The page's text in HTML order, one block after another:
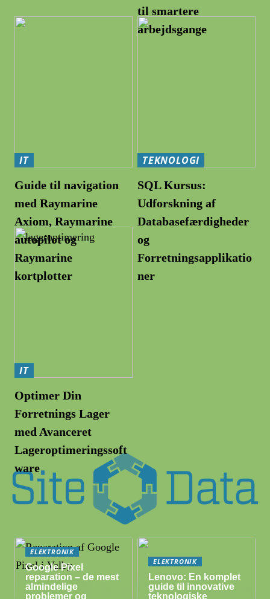
til smartere
arbejdsgange
IT
Guide til navigation
med Raymarine
Axiom, Raymarine
autopilot og
Raymarine
kortplotter
TEKNOLOGI
SQL Kursus:
Udforskning af
Databasefærdigheder
og
Forretningsapplikatio
ner
IT
Optimer Din
Forretnings Lager
med Avanceret
Lageroptimeringssoft
ware
ELEKTRONIK
Google Pixel
reparation – de mest
almindelige
problemer og
ELEKTRONIK
Lenovo: En komplet
guide til innovative
teknologiske